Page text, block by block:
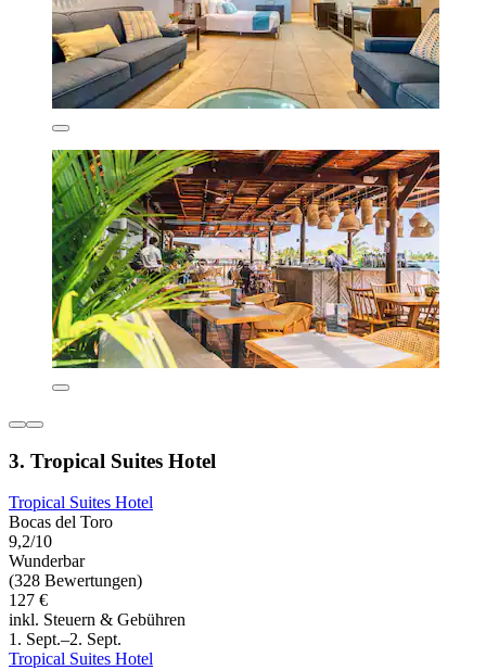
3. Tropical Suites Hotel
Tropical Suites Hotel
Bocas del Toro
9,2/10
Wunderbar
(328 Bewertungen)
127 €
inkl. Steuern & Gebühren
1. Sept.–2. Sept.
Tropical Suites Hotel